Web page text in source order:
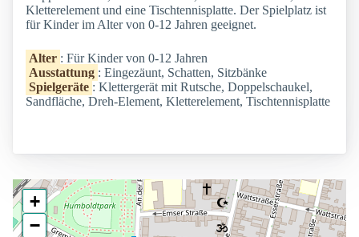
Kletterelement und eine Tischtennisplatte. Der Spielplatz ist
für Kinder im Alter von 0-12 Jahren geeignet.
Alter : Für Kinder von 0-12 Jahren
Ausstattung : Eingezäunt, Schatten, Sitzbänke
Spielgeräte : Klettergerät mit Rutsche, Doppelschaukel,
Sandfläche, Dreh-Element, Kletterelement, Tischtennisplatte
+
−